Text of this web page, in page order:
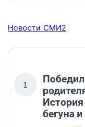
Новости СМИ2
1
бегуна